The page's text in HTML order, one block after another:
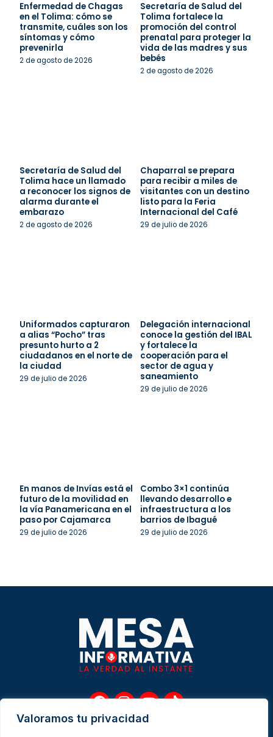
Valoramos tu privacidad
Enfermedad de Chagas
en el Tolima: cómo se
transmite, cuáles son los
síntomas y cómo
prevenirla
2 de agosto de 2026
Secretaría de Salud del
Tolima fortalece la
promoción del control
prenatal para proteger la
vida de las madres y sus
bebés
2 de agosto de 2026
Secretaría de Salud del
Tolima hace un llamado
a reconocer los signos de
alarma durante el
embarazo
2 de agosto de 2026
Chaparral se prepara
para recibir a miles de
visitantes con un destino
listo para la Feria
Internacional del Café
29 de julio de 2026
Uniformados capturaron
a alias “Pocho” tras
presunto hurto a 2
ciudadanos en el norte de
la ciudad
29 de julio de 2026
Delegación internacional
conoce la gestión del IBAL
y fortalece la
cooperación para el
sector de agua y
saneamiento
29 de julio de 2026
En manos de Invías está el
futuro de la movilidad en
la vía Panamericana en el
paso por Cajamarca
29 de julio de 2026
Combo 3×1 continúa
llevando desarrollo e
infraestructura a los
barrios de Ibagué
29 de julio de 2026
F
a
c
I
n
s
Y
o
u
T